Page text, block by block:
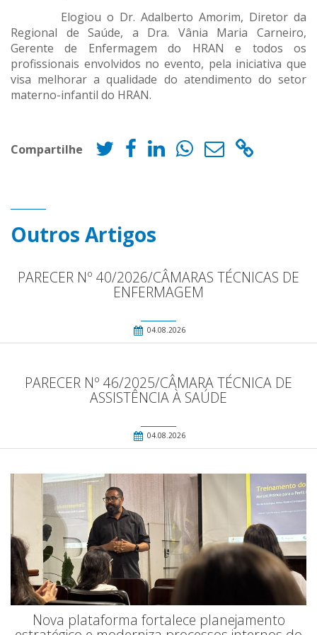
Elogiou o Dr. Adalberto Amorim, Diretor da
Regional de Saúde, a Dra. Vânia Maria Carneiro,
Gerente de Enfermagem do HRAN e todos os
profissionais envolvidos no evento, pela iniciativa que
visa melhorar a qualidade do atendimento do setor
materno-infantil do HRAN.
Compartilhe
Outros Artigos
PARECER Nº 40/2026/CÂMARAS TÉCNICAS DE
ENFERMAGEM
04.08.2026
PARECER Nº 46/2025/CÂMARA TÉCNICA DE
ASSISTÊNCIA À SAÚDE
04.08.2026
Nova plataforma fortalece planejamento